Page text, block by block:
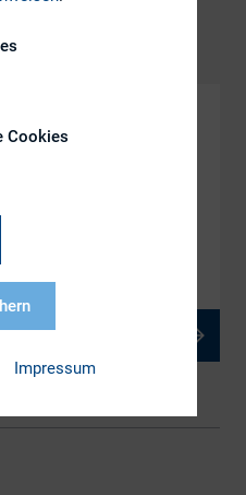
zwischen
Cookies
Impressum